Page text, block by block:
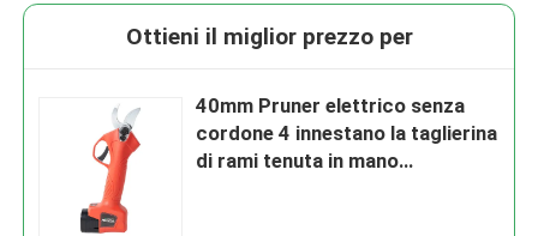
Ottieni il miglior prezzo per
40mm Pruner elettrico senza
cordone 4 innestano la taglierina
di rami tenuta in mano